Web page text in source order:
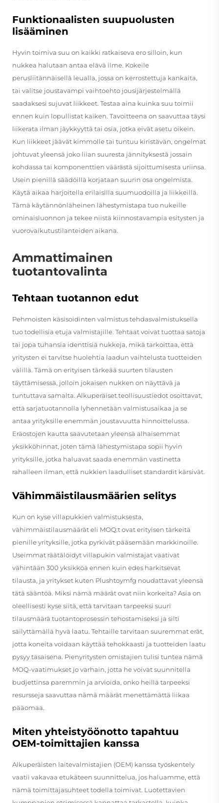
Funktionaalisten suupuolusten
lisääminen
Hyvin toimiva suu on kaikki ratkaiseva ero silloin, kun
nukkea halutaan antaa elävä ilme. Kokeile
perusliitännäisellä leualla, jossa on kerrostettuja kankaita,
tai valitse joustavampi vaihtoehto jousijärjestelmällä
saadaksesi sujuvat liikkeet. Testaa aina kuinka suu toimii
ennen kuin lopullistat kaiken. Tavoitteena on saavuttaa täysi
liikerata ilman jäykkyyttä tai osia, jotka eivät asetu oikein.
Kun liikkeet jäävät kimmolle tai tuntuu kiristävän, ongelmat
johtuvat yleensä joko liian suuresta jännityksestä jossain
kohdassa tai komponenttien väärästä sijoittumisesta uriinsa.
Usein pienillä säädöillä korjataan suurin osa ongelmista.
Käytä aikaa harjoitella erilaisilla suumuodoilla ja liikkeillä.
Tämä käytännönläheinen lähestymistapa tuo nukeille
ominaisluonnon ja tekee niistä kiinnostavampia esitysten ja
vuorovaikutustilanteiden aikana.
Ammattimainen
tuotantovalinta
Tehtaan tuotannon edut
Pehmoisten käsisoidinten valmistus tehdasvalmistuksella
tuo todellisia etuja valmistajille. Tehtaat voivat tuottaa satoja
tai jopa tuhansia identtisiä nukkeja, mikä tarkoittaa, että
yritysten ei tarvitse huolehtia laadun vaihtelusta tuotteiden
välillä. Tämä on erityisen tärkeää suurten tilausten
täyttämisessä, jolloin jokaisen nukken on näyttävä ja
tuntuttava samalta. Alkuperäiset teollisuustiedot osoittavat,
että sarjatuotannolla lyhennetään valmistusaikaa ja se
antaa yrityksille enemmän joustavuutta hinnoittelussa.
Eräostojen kautta saavutetaan yleensä alhaisemmat
yksikköhinnat, joten tämä lähestymistapa sopii hyvin
yrityksille, jotka haluavat saada enemmän vastinetta
rahalleen ilman, että nukkien laadulliset standardit kärsivät.
Vähimmäistilausmäärien selitys
Kun on kyse villapukkien valmistuksesta,
vähimmäistilausmäärät eli MOQ:t ovat erityisen tärkeitä
pienille yrityksille, jotka pyrkivät pääsemään markkinoille.
Useimmat räätälöidyt villapukin valmistajat vaativat
vähintään 300 yksikköä ennen kuin edes harkitsevat
tilausta, ja yritykset kuten Plushtoymfg noudattavat yleensä
tätä sääntöä. Miksi nämä määrät ovat niin korkeita? Asia on
oleellisesti kyse siitä, että tarvitaan tarpeeksi suuri
tilausmäärä tuotantoprosessin tehostamiseksi ja silti
säilyttämällä hyvä laatu. Tehtaille tarvitaan suuremmat erät,
jotta koneita voidaan käyttää tehokkaasti ja tuotteiden laatu
pysyy tasaisena. Pienyritysten omistajien tulisi tuntea nämä
MOQ-vaatimukset jo varhain, jotta he voivat suunnitella
budjettinsa paremmin ja arvioida, onko heillä tarpeeksi
resursseja saavuttaa nämä määrät menettämättä liikaa
pääomaa.
Miten yhteistyöönotto tapahtuu
OEM-toimittajien kanssa
Alkuperäisten laitevalmistajien (OEM) kanssa työskentely
vaatii vakavaa etukäteen suunnittelua, jos haluamme, että
nämä toimittajasuhteet todella toimivat. Luotettavien